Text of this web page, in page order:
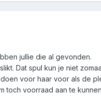
jullie die al gevonden.
Dat spul kun je niet
voor haar voor als de
toch voorraad aan te